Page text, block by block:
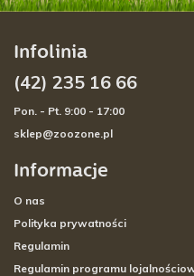
Informacje
O nas
Polityka prywatności
Regulamin
Regulamin programu
Infolinia
(42) 235 16 66
Pon. - Pt. 9:00 - 17:00
sklep@zoozone.pl